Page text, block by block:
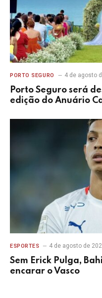
PORTO SEGURO 4 de agosto
Porto Seguro será
edição do Anuário
ESPORTES 4 de agosto de
Sem Erick Pulga,
encarar o Vasco